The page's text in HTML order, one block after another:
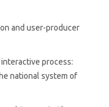
and user-producer
interactive process:
national system of